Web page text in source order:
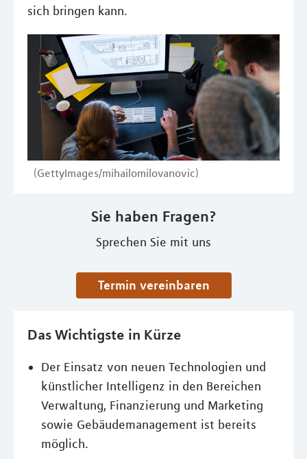
sich bringen kann.
(GettyImages/mihailomilovanovic)
Sie haben Fragen?
Sprechen Sie mit uns
Termin vereinbaren
Das Wichtigste in Kürze
Der Einsatz von neuen Technologien und
künstlicher Intelligenz in den Bereichen
Verwaltung, Finanzierung und Marketing
sowie Gebäudemanagement ist bereits
möglich.